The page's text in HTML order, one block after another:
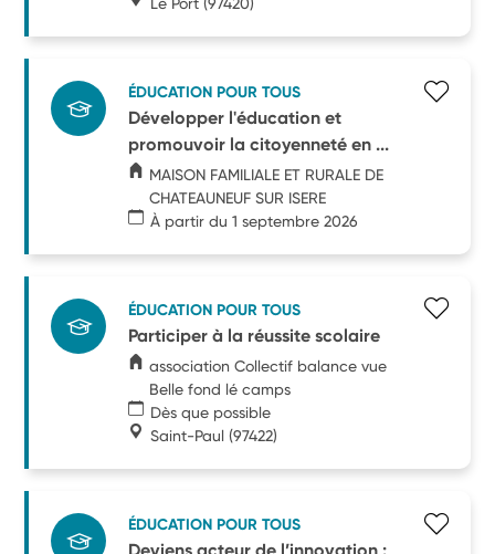
ÉDUCATION POUR TOUS
Développer l'éducation et
promouvoir la citoyenneté en ...
MAISON FAMILIALE ET RURALE DE
CHATEAUNEUF SUR ISERE
À partir du 1 septembre 2026
ÉDUCATION POUR TOUS
Participer à la réussite scolaire
association Collectif balance vue
Belle fond lé camps
Dès que possible
Saint-Paul (97422)
ÉDUCATION POUR TOUS
Deviens acteur de l’innovation :